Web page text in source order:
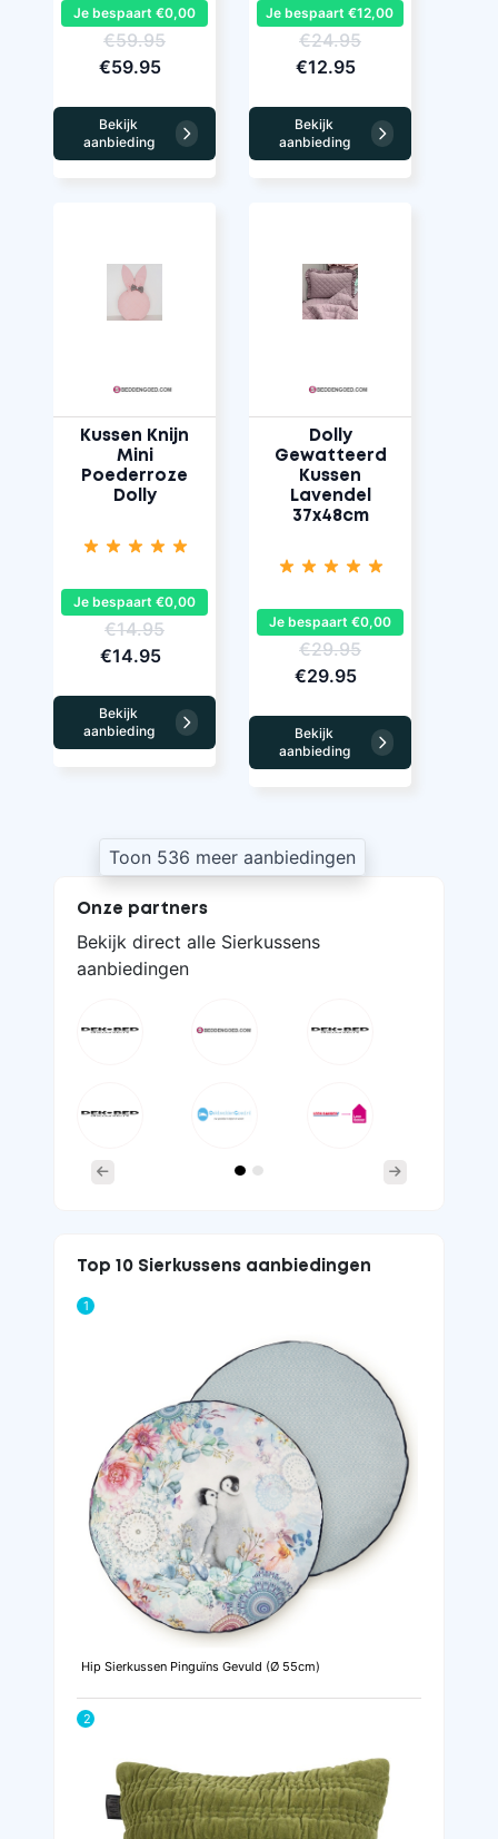
Je bespaart €0,00
€59.95
€59.95
Bekijk
aanbieding
Je bespaart €12,00
€24.95
€12.95
Bekijk
aanbieding
Kussen Knijn
Mini
Poederroze
Dolly
Je bespaart €0,00
€14.95
€14.95
Bekijk
aanbieding
Dolly
Gewatteerd
Kussen
Lavendel
37x48cm
Je bespaart €0,00
€29.95
€29.95
Bekijk
aanbieding
Toon 536 meer aanbiedingen
Onze partners
Bekijk direct alle Sierkussens
aanbiedingen
Previous Next
Top 10 Sierkussens aanbiedingen
1
Hip Sierkussen Pinguïns Gevuld (Ø 55cm)
2